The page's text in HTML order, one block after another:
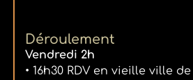
Déroulement
Vendredi 2h
• 16h30 RDV en vieille ville